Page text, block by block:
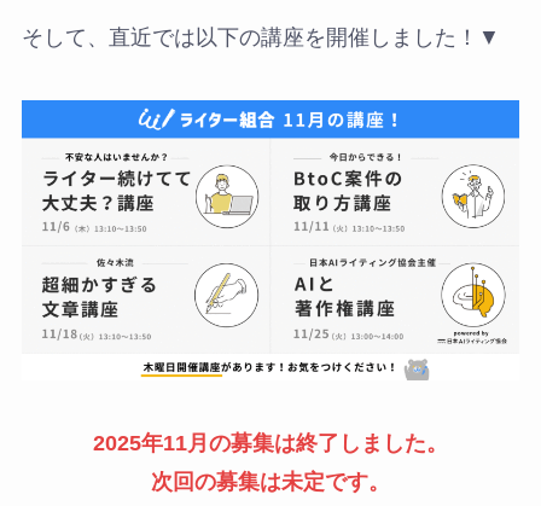
そして、直近では以下の講座を開催しました！▼
2025年11月の募集は終了しました。
次回の募集は未定です。